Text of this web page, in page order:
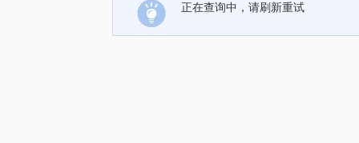
正在查询中，请刷新重试